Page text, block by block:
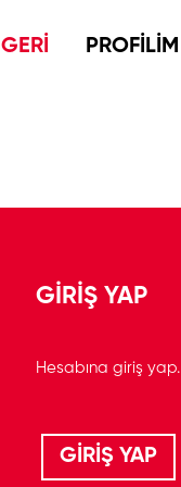
GERİ PROFİLİM
GİRİŞ YAP
Hesabına giriş yap.
GİRİŞ YAP